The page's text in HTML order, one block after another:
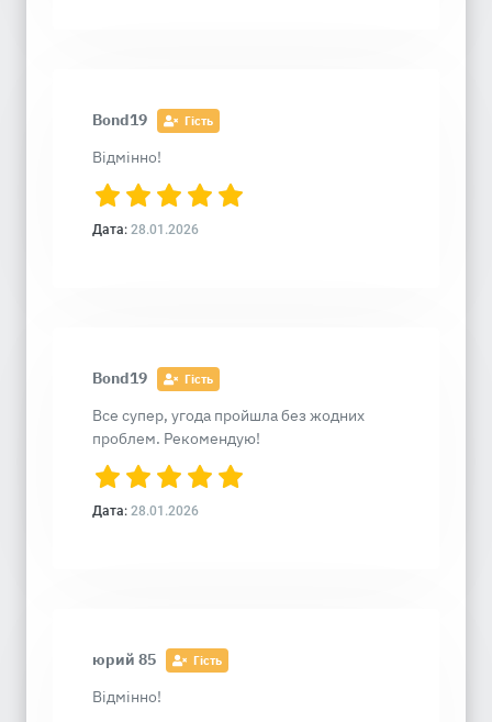
Bond19 Гість
Відмінно!
Дата: 28.01.2026
Bond19 Гість
Все супер, угода пройшла без жодних
проблем. Рекомендую!
Дата: 28.01.2026
юрий 85 Гість
Відмінно!